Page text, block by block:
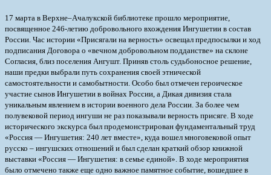
17 марта в Верхне–Ачалукской библиотеке прошло мероприятие,
посвященное 246-летию добровольного вхождения Ингушетии в состав
России. Час истории «Присягали на верность» освещал предпосылки и ход
подписания Договора о «вечном добровольном подданстве» на склоне
Согласия, близ поселения Ангушт. Приняв столь судьбоносное решение,
наши предки выбрали путь сохранения своей этнической
самостоятельности и самобытности. Особо был отмечен героическое
участие сынов Ингушетии в войнах России, а Дикая дивизия стала
уникальным явлением в истории военного дела России. За более чем
полувековой период ингуши не раз показывали верность присяге. В ходе
исторического экскурса был продемонстрирован фундаментальный труд
«Россия — Ингушетия: 240 лет вместе», куда вошел многовековой опыт
русско – ингушских отношений и был сделан краткий обзор книжной
выставки «Россия — Ингушетия: в семье единой». В ходе мероприятия
было отмечено также еще одно важное памятное событие, вошедшее в